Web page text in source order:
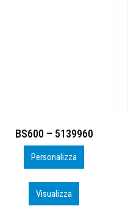
Toppe ricamate in HD
Personalizza
Visualizza